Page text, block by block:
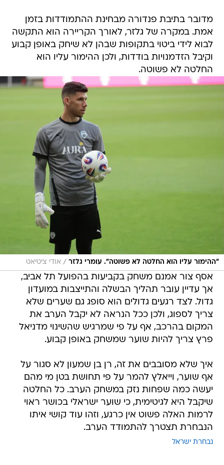
מדובר בתיבת פנדורה מבחינת ההתמודדות בזמן
אמת. במקרה של גלזר, לאורך הקריירה הוא התקשה
לבוא לידי ביטוי בתקופות שבהן לא שיחק באופן קבוע
וקיבל הזדמנויות בודדות, ולכן ההימור עליו הוא
החלטה לא פשוטה.
"ההימור עליו הוא החלטה לא פשוטה". עומרי גלזר / אודי ציטיאט
אסף צור אמנם משחק בקביעות בהפועל תל אביב,
אך עדיין עובר תהליך הבשלה והתייצבות במועדון
גדול. לצד רגעים גדולים הוא סופג גם שערים שלא
צריך לספוג, ולכן ככל הנראה לא יקבל הערב את
המקום בהרכב, אף על פי שמרגיש שהשינוי מדניאל
פרץ צריך להיות שוער שמשחק באופן קבוע.
איך שלא מסובבים את זה, רן בן שמעון לא סגור על
אף שוער, וייאלץ להמר על פי תחושת בטן מי מהם
יעשה כמה שפחות נזק במשחק הערב. כל החלטה
שיקבל היא לגיטימית, כי שוער ישראלי בכושר ראוי
לרמות האלה פשוט אין כרגע, וזהו עוד קושי איתו
הנבחרת תצטרך להתמודד הערב.
נבחרת ישראל